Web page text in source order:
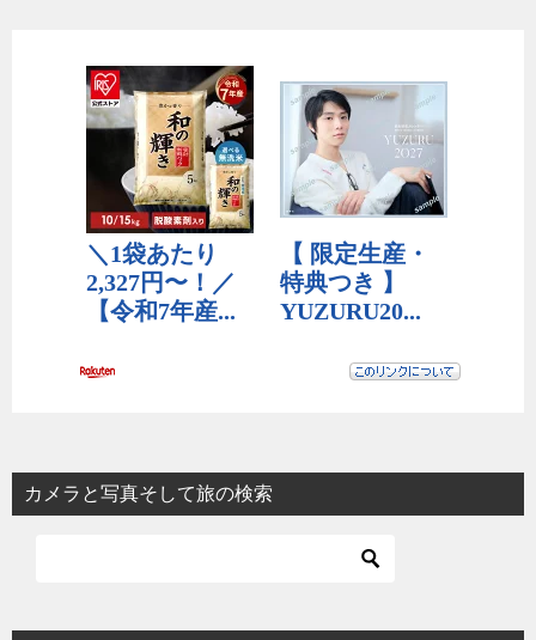
カメラと写真そして旅の検索